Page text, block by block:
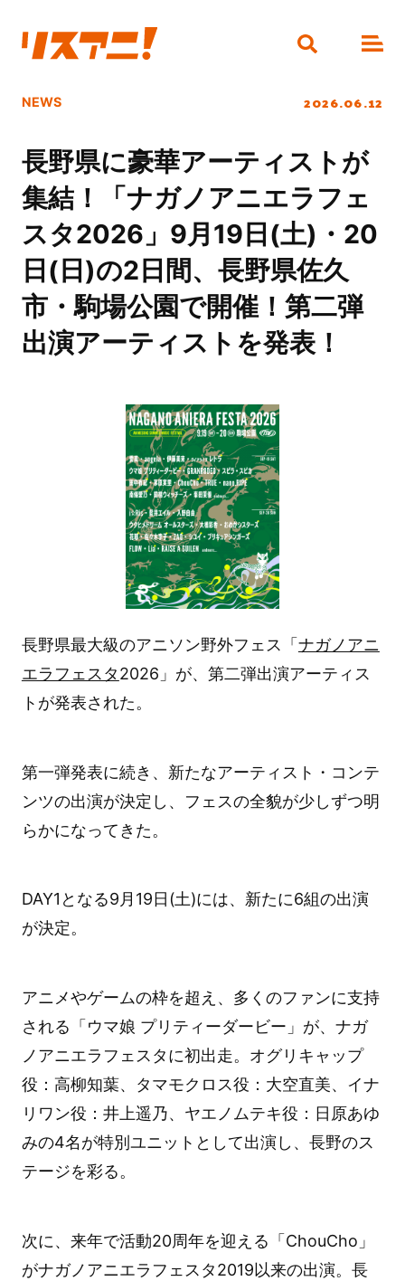
NEWS 2026.06.12
長野県に豪華アーティストが
集結！「ナガノアニエラフェ
スタ2026」9月19日(土)・20
日(日)の2日間、長野県佐久
市・駒場公園で開催！第二弾
出演アーティストを発表！
長野県最大級のアニソン野外フェス「ナガノアニ
エラフェスタ2026」が、第二弾出演アーティス
トが発表された。
第一弾発表に続き、新たなアーティスト・コンテ
ンツの出演が決定し、フェスの全貌が少しずつ明
らかになってきた。
DAY1となる9月19日(土)には、新たに6組の出演
が決定。
アニメやゲームの枠を超え、多くのファンに支持
される「ウマ娘 プリティーダービー」が、ナガ
ノアニエラフェスタに初出走。オグリキャップ
役：高柳知葉、タマモクロス役：大空直美、イナ
リワン役：井上遥乃、ヤエノムテキ役：日原あゆ
みの4名が特別ユニットとして出演し、長野のス
テージを彩る。
次に、来年で活動20周年を迎える「ChouCho」
がナガノアニエラフェスタ2019以来の出演。長